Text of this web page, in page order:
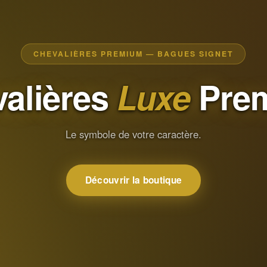
CHEVALIÈRES PREMIUM — BAGUES SIGNET
Luxe
Le symbole de votre caractère.
Découvrir la boutique